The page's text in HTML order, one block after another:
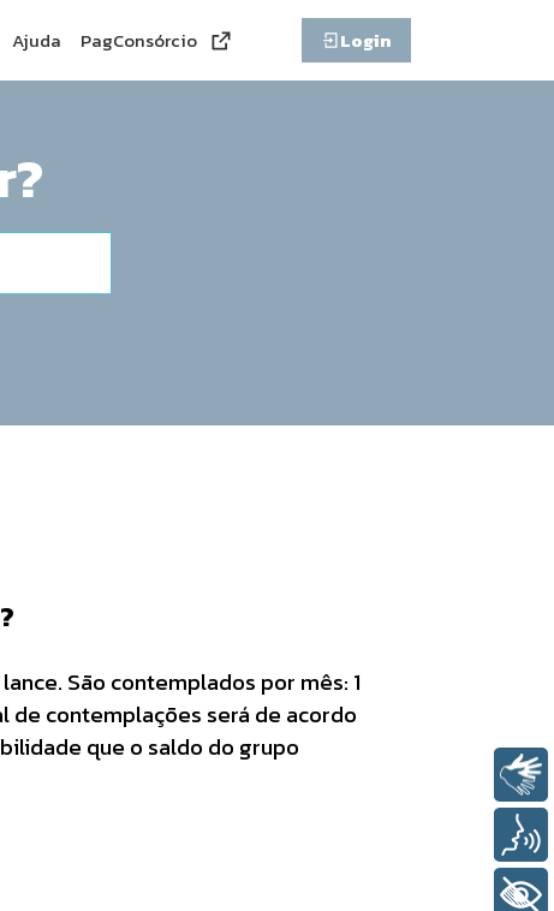
Ajuda PagConsórcio Login
São contemplados por mês: 1
de contemplações será de acordo
que o saldo do grupo